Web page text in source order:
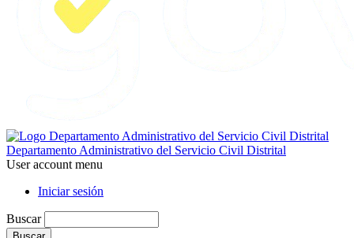
Departamento Administrativo del Servicio Civil Distrital
User account menu
Iniciar sesión
Buscar